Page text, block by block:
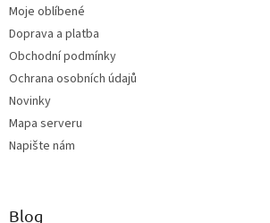
Moje oblíbené
Doprava a platba
Obchodní podmínky
Ochrana osobních údajů
Novinky
Mapa serveru
Napište nám
Blog